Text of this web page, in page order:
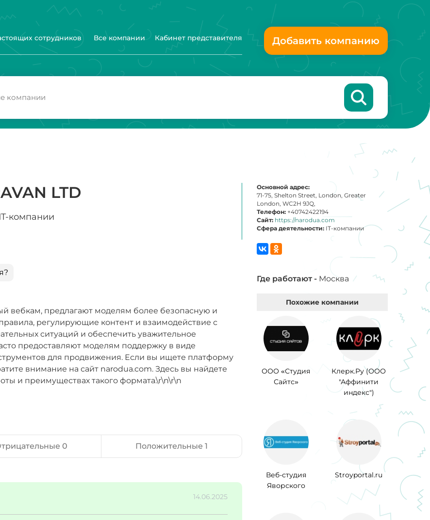
сотрудников Все компании Кабинет представителя Добавить компанию
LTD
IT-компании
вебкам, предлагают моделям более безопасную и
регулирующие контент и взаимодействие с
ситуаций и обеспечить уважительное
предоставляют моделям поддержку в виде
для продвижения. Если вы ищете платформу
внимание на сайт narodua.com. Здесь вы найдете
и преимуществах такого формата.\r\n\r\n
0 Положительные 1
14.06.2025
Основной адрес:
71-75, Shelton Street, London, Greater
London, WC2H 9JQ,
Телефон: +40742422194
Сайт: https://narodua.com
Сфера деятельности: IT-компании
Где работают - Москва
Похожие компании
ООО «Студия
Сайтс»
Клерк.Ру (ООО
"Аффинити
индекс")
Веб-студия
Яворского
Stroyportal.ru